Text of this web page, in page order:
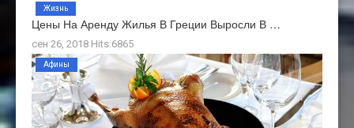
Цены На Аренду Жилья В Греции Выросли В …
сен 26, 2018 Hits:6865
Жизнь
Афины